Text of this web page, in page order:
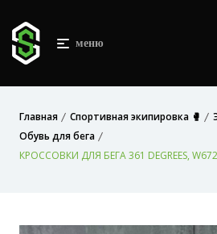
меню
Главная Спортивная экипировка 🥊
Обувь для бега
КРОССОВКИ ДЛЯ БЕГА 361 DEGREES,